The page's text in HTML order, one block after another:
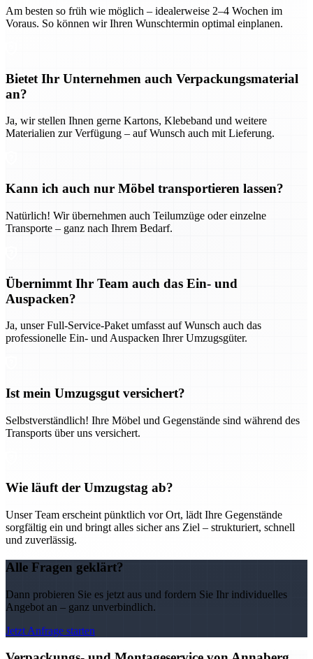
Am besten so früh wie möglich – idealerweise 2–4 Wochen im
Voraus. So können wir Ihren Wunschtermin optimal einplanen.
Bietet Ihr Unternehmen auch Verpackungsmaterial
an?
Ja, wir stellen Ihnen gerne Kartons, Klebeband und weitere
Materialien zur Verfügung – auf Wunsch auch mit Lieferung.
Kann ich auch nur Möbel transportieren lassen?
Natürlich! Wir übernehmen auch Teilumzüge oder einzelne
Transporte – ganz nach Ihrem Bedarf.
Übernimmt Ihr Team auch das Ein- und
Auspacken?
Ja, unser Full-Service-Paket umfasst auf Wunsch auch das
professionelle Ein- und Auspacken Ihrer Umzugsgüter.
Ist mein Umzugsgut versichert?
Selbstverständlich! Ihre Möbel und Gegenstände sind während des
Transports über uns versichert.
Wie läuft der Umzugstag ab?
Unser Team erscheint pünktlich vor Ort, lädt Ihre Gegenstände
sorgfältig ein und bringt alles sicher ans Ziel – strukturiert, schnell
und zuverlässig.
Alle Fragen geklärt?
Dann probieren Sie es jetzt aus und fordern Sie Ihr individuelles
Angebot an – ganz unverbindlich.
Jetzt Anfrage starten